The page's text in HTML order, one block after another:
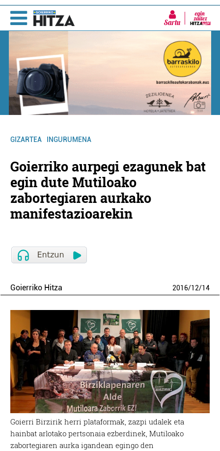
Sartu
GIZARTEA INGURUMENA
Goierriko aurpegi ezagunek bat
egin dute Mutiloako
zabortegiaren aurkako
manifestazioarekin
Goierriko Hitza 2016/12/14
Goierri Birzirik herri plataformak, zazpi udalek eta
hainbat arlotako pertsonaia ezberdinek, Mutiloako
zabortegiaren aurka igandean egingo den